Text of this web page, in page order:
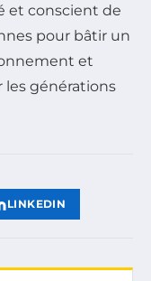
et conscient de
pour bâtir un
et
générations
LINKEDIN